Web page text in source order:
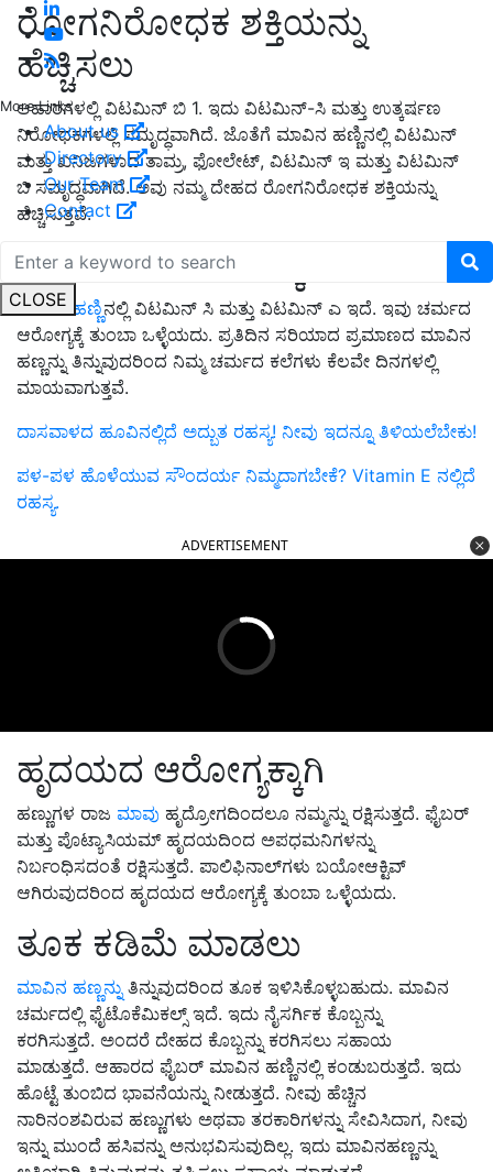
More Links
About us
Directory
Our Team
Contact
CLOSE
ರೋಗನಿರೋಧಕ ಶಕ್ತಿಯನ್ನು
ಹೆಚ್ಚಿಸಲು
ಆಹಾರಗಳಲ್ಲಿ ವಿಟಮಿನ್ ಬಿ 1. ಇದು ವಿಟಮಿನ್-ಸಿ ಮತ್ತು ಉತ್ಕರ್ಷಣ
ನಿರೋಧಕಗಳಲ್ಲಿ ಸಮೃದ್ಧವಾಗಿದೆ. ಜೊತೆಗೆ ಮಾವಿನ ಹಣ್ಣಿನಲ್ಲಿ ವಿಟಮಿನ್
ಮತ್ತು ಖನಿಜಗಳಾದ ತಾಮ್ರ, ಫೋಲೇಟ್, ವಿಟಮಿನ್ ಇ ಮತ್ತು ವಿಟಮಿನ್
ಬಿ ಸಮೃದ್ಧವಾಗಿದೆ. ಅವು ನಮ್ಮ ದೇಹದ ರೋಗನಿರೋಧಕ ಶಕ್ತಿಯನ್ನು
ಹೆಚ್ಚಿಸುತ್ತವೆ.
ಹೊಳೆಯುವ ಚರ್ಮಕ್ಕಾಗಿ..
ಮಾವಿನ ಹಣ್ಣಿನಲ್ಲಿ ವಿಟಮಿನ್ ಸಿ ಮತ್ತು ವಿಟಮಿನ್ ಎ ಇದೆ. ಇವು ಚರ್ಮದ
ಆರೋಗ್ಯಕ್ಕೆ ತುಂಬಾ ಒಳ್ಳೆಯದು. ಪ್ರತಿದಿನ ಸರಿಯಾದ ಪ್ರಮಾಣದ ಮಾವಿನ
ಹಣ್ಣನ್ನು ತಿನ್ನುವುದರಿಂದ ನಿಮ್ಮ ಚರ್ಮದ ಕಲೆಗಳು ಕೆಲವೇ ದಿನಗಳಲ್ಲಿ
ಮಾಯವಾಗುತ್ತವೆ.
ದಾಸವಾಳದ ಹೂವಿನಲ್ಲಿದೆ ಅದ್ಬುತ ರಹಸ್ಯ! ನೀವು ಇದನ್ನೂ ತಿಳಿಯಲೆಬೇಕು!
ಪಳ-ಪಳ ಹೊಳೆಯುವ ಸೌಂದರ್ಯ ನಿಮ್ಮದಾಗಬೇಕೆ? Vitamin E ನಲ್ಲಿದೆ
ರಹಸ್ಯ.
ADVERTISEMENT
ಹೃದಯದ ಆರೋಗ್ಯಕ್ಕಾಗಿ
ಹಣ್ಣುಗಳ ರಾಜ ಮಾವು ಹೃದ್ರೋಗದಿಂದಲೂ ನಮ್ಮನ್ನು ರಕ್ಷಿಸುತ್ತದೆ. ಫೈಬರ್
ಮತ್ತು ಪೊಟ್ಯಾಸಿಯಮ್ ಹೃದಯದಿಂದ ಅಪಧಮನಿಗಳನ್ನು
ನಿರ್ಬಂಧಿಸದಂತೆ ರಕ್ಷಿಸುತ್ತದೆ. ಪಾಲಿಫಿನಾಲ್‌ಗಳು ಬಯೋಆಕ್ಟಿವ್
ಆಗಿರುವುದರಿಂದ ಹೃದಯದ ಆರೋಗ್ಯಕ್ಕೆ ತುಂಬಾ ಒಳ್ಳೆಯದು.
ತೂಕ ಕಡಿಮೆ ಮಾಡಲು
ಮಾವಿನ ಹಣ್ಣನ್ನುತಿನ್ನುವುದರಿಂದ ತೂಕ ಇಳಿಸಿಕೊಳ್ಳಬಹುದು. ಮಾವಿನ
ಚರ್ಮದಲ್ಲಿ ಫೈಟೊಕೆಮಿಕಲ್ಸ್ ಇದೆ. ಇದು ನೈಸರ್ಗಿಕ ಕೊಬ್ಬನ್ನು
ಕರಗಿಸುತ್ತದೆ. ಅಂದರೆ ದೇಹದ ಕೊಬ್ಬನ್ನು ಕರಗಿಸಲು ಸಹಾಯ
ಮಾಡುತ್ತದೆ. ಆಹಾರದ ಫೈಬರ್ ಮಾವಿನ ಹಣ್ಣಿನಲ್ಲಿ ಕಂಡುಬರುತ್ತದೆ. ಇದು
ಹೊಟ್ಟೆ ತುಂಬಿದ ಭಾವನೆಯನ್ನು ನೀಡುತ್ತದೆ. ನೀವು ಹೆಚ್ಚಿನ
ನಾರಿನಂಶವಿರುವ ಹಣ್ಣುಗಳು ಅಥವಾ ತರಕಾರಿಗಳನ್ನು ಸೇವಿಸಿದಾಗ, ನೀವು
ಇನ್ನು ಮುಂದೆ ಹಸಿವನ್ನು ಅನುಭವಿಸುವುದಿಲ್ಲ. ಇದು ಮಾವಿನಹಣ್ಣನ್ನು